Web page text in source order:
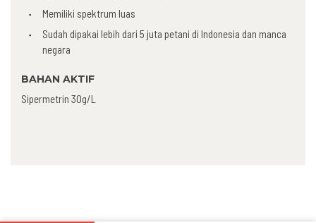
Memiliki spektrum luas
Sudah dipakai lebih dari 5 juta petani di Indonesia dan manca
negara
BAHAN AKTIF
Sipermetrin 30g/L